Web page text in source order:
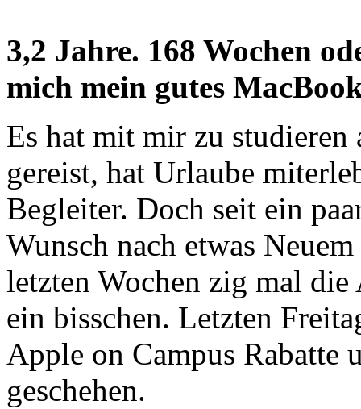
3,2 Jahre. 168 Wochen
mich mein gutes
Es hat mit mir zu studieren
gereist, hat Urlaube
Begleiter. Doch seit ein
Wunsch nach etwas
letzten Wochen zig mal
ein bisschen. Letzten
Apple on Campus Rabatte
geschehen.